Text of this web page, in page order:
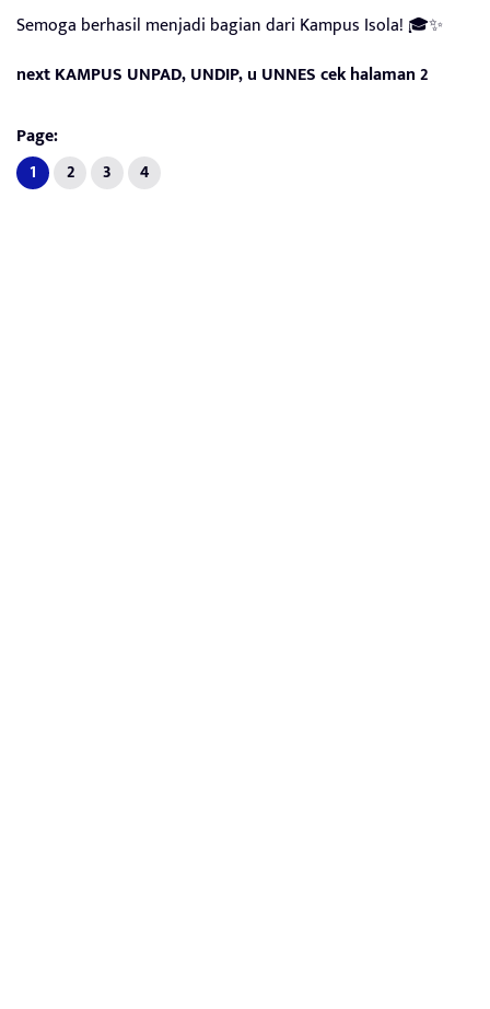
Semoga berhasil menjadi bagian dari Kampus Isola! 🎓✨
next KAMPUS UNPAD, UNDIP, u UNNES cek halaman 2
Page:
1 2 3 4